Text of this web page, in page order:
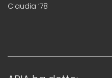
Claudia ’78